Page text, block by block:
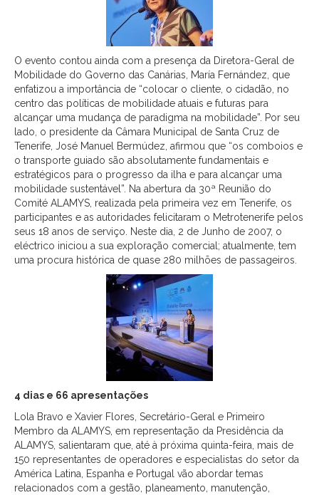
O evento contou ainda com a presença da Diretora-Geral de
Mobilidade do Governo das Canárias, María Fernández, que
enfatizou a importância de “colocar o cliente, o cidadão, no
centro das políticas de mobilidade atuais e futuras para
alcançar uma mudança de paradigma na mobilidade”. Por seu
lado, o presidente da Câmara Municipal de Santa Cruz de
Tenerife, José Manuel Bermúdez, afirmou que “os comboios e
o transporte guiado são absolutamente fundamentais e
estratégicos para o progresso da ilha e para alcançar uma
mobilidade sustentável”. Na abertura da 30ª Reunião do
Comité ALAMYS, realizada pela primeira vez em Tenerife, os
participantes e as autoridades felicitaram o Metrotenerife pelos
seus 18 anos de serviço. Neste dia, 2 de Junho de 2007, o
eléctrico iniciou a sua exploração comercial; atualmente, tem
uma procura histórica de quase 280 milhões de passageiros.
4 dias e 66 apresentações
Lola Bravo e Xavier Flores, Secretário-Geral e Primeiro
Membro da ALAMYS, em representação da Presidência da
ALAMYS, salientaram que, até à próxima quinta-feira, mais de
150 representantes de operadores e especialistas do setor da
América Latina, Espanha e Portugal vão abordar temas
relacionados com a gestão, planeamento, manutenção,